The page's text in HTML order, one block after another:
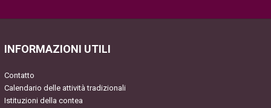
INFORMAZIONI UTILI
Contatto
Calendario delle attività tradizionali
Istituzioni della contea